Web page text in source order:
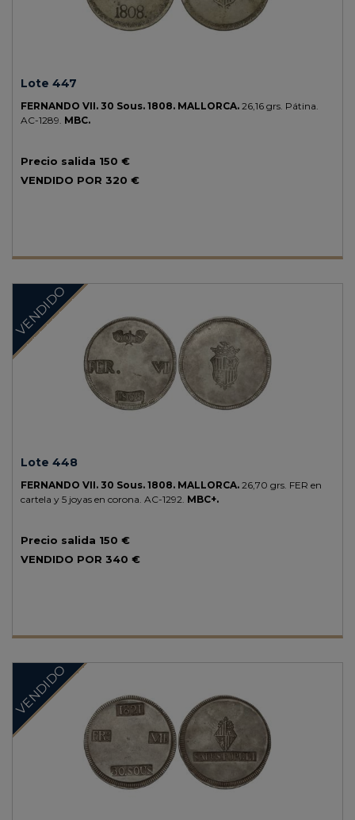
Lote 447
FERNANDO VII. 30 Sous. 1808. MALLORCA. 26,16 grs. Pátina.
AC-1289. MBC.
Precio salida 150 €
VENDIDO POR 320 €
VENDIDO
Lote 448
FERNANDO VII. 30 Sous. 1808. MALLORCA. 26,70 grs. FER en
cartela y 5 joyas en corona. AC-1292. MBC+.
Precio salida 150 €
VENDIDO POR 340 €
VENDIDO